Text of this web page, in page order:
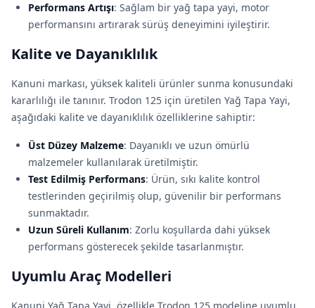
Performans Artışı: Sağlam bir yağ tapa yayi, motor
performansını artırarak sürüş deneyimini iyileştirir.
Kalite ve Dayanıklılık
Kanuni markası, yüksek kaliteli ürünler sunma konusundaki
kararlılığı ile tanınır. Trodon 125 için üretilen Yağ Tapa Yayi,
aşağıdaki kalite ve dayanıklılık özelliklerine sahiptir:
Üst Düzey Malzeme: Dayanıklı ve uzun ömürlü
malzemeler kullanılarak üretilmiştir.
Test Edilmiş Performans: Ürün, sıkı kalite kontrol
testlerinden geçirilmiş olup, güvenilir bir performans
sunmaktadır.
Uzun Süreli Kullanım: Zorlu koşullarda dahi yüksek
performans gösterecek şekilde tasarlanmıştır.
Uyumlu Araç Modelleri